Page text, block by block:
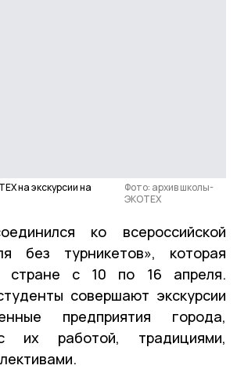
на экскурсии на
Фото: архив школы-
ЭКОТЕХ
ко всероссийской
без турникетов», которая
стране с 10 по 16 апреля.
совершают экскурсии
предприятия города,
их работой, традициями,